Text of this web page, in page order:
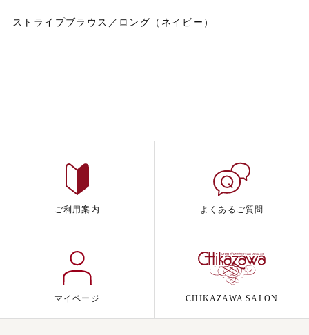
ストライプブラウス／ロング（ネイビー）
ご利用案内 よくあるご質問
マイページ CHIKAZAWA SALON